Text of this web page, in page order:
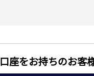
口座をお持ちのお客